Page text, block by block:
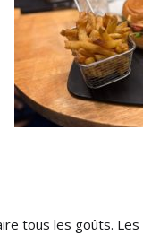
tous les goûts.